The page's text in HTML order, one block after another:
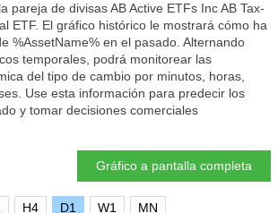
pareja de divisas AB Active ETFs Inc AB Tax-
ETF. El gráfico histórico le mostrará cómo ha
%AssetName% en el pasado. Alternando
temporales, podrá monitorear las
del tipo de cambio por minutos, horas,
Use esta información para predecir los
y tomar decisiones comerciales
Gráfico a pantalla completa
H4 D1 W1 MN